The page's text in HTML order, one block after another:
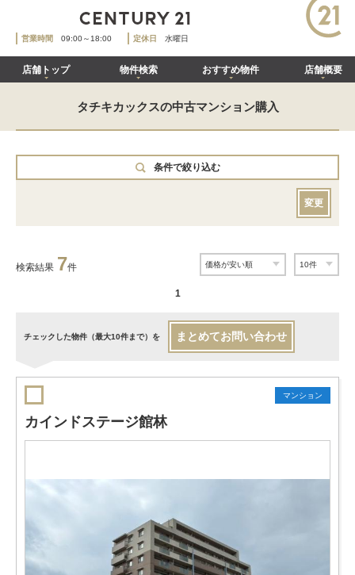
営業時間 09:00～18:00 定休日 水曜日
店舗トップ 物件検索 おすすめ物件 店舗概要
タチキカックスの中古マンション購入
条件で絞り込む
変更
検索結果 7件
1
チェックした物件（最大10件まで）を まとめてお問い合わせ
マンション
カインドステージ館林